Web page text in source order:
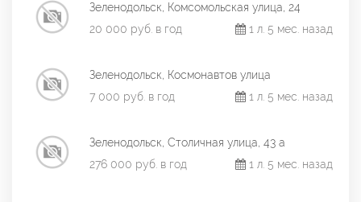
Зеленодольск, Комсомольская улица, 24
20 000 руб. в год
1 л. 5 мес. назад
Зеленодольск, Космонавтов улица
7 000 руб. в год
1 л. 5 мес. назад
Зеленодольск, Столичная улица, 43 а
276 000 руб. в год
1 л. 5 мес. назад